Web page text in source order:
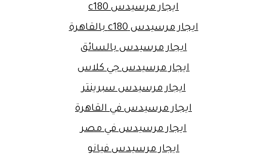
ايجار مرسيدس c180
ايجار مرسيدس c180 بالقاهرة
ايجار مرسيدس بالسائق
ايجار مرسيدس جي كلاس
ايجار مرسيدس سبرينتر
ايجار مرسيدس في القاهرة
ايجار مرسيدس في مصر
ايجار مرسيدس فيانو